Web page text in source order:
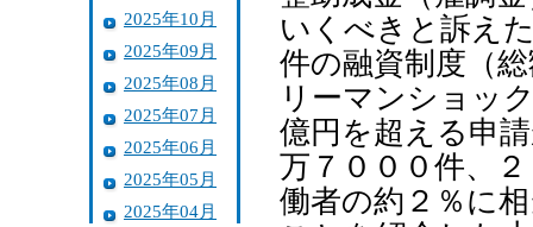
2025年10月
2025年09月
2025年08月
2025年07月
2025年06月
2025年05月
2025年04月
いくべきと訴え
件の融資制度（
リーマンショッ
億円を超える申
万７０００件、
働者の約２％に